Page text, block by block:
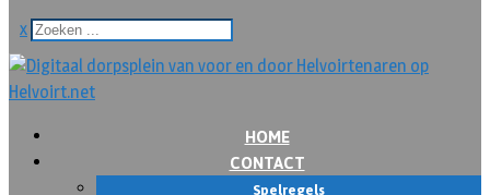
x
HOME
CONTACT
Spelregels